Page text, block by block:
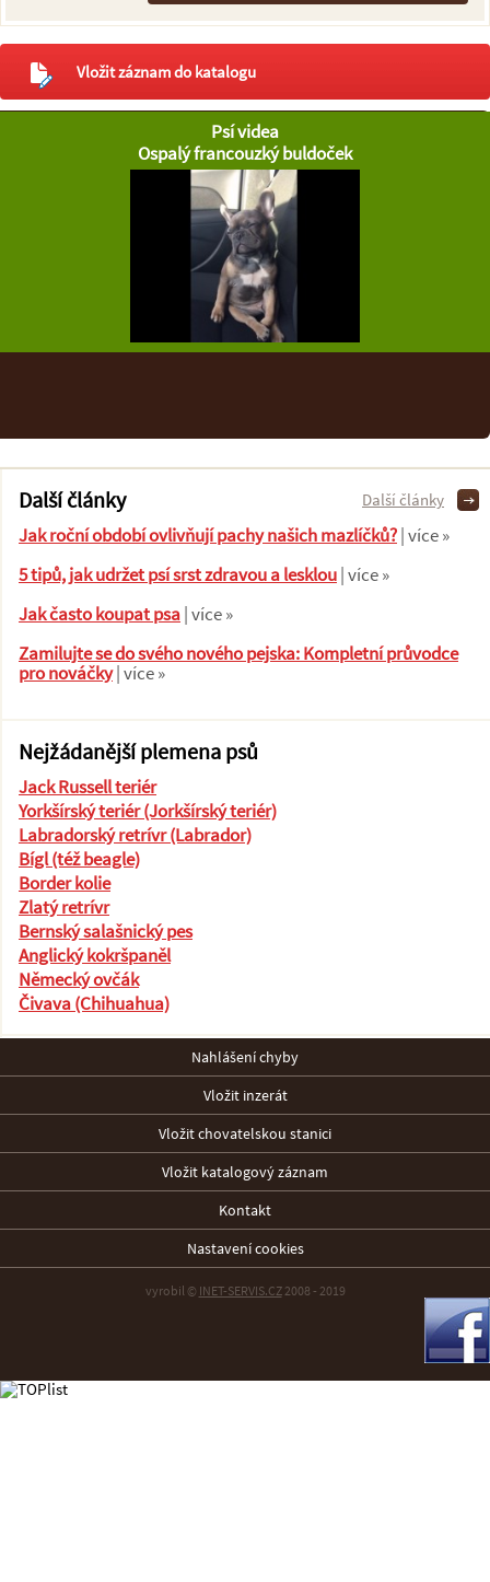
Vložit záznam do katalogu
Psí videa
Ospalý francouzký buldoček
Další články
Jak roční období ovlivňují pachy našich mazlíčků?| více »
5 tipů, jak udržet psí srst zdravou a lesklou| více »
Jak často koupat psa| více »
Zamilujte se do svého nového pejska: Kompletní průvodce
pro nováčky| více »
Další články
Nejžádanější plemena psů
Jack Russell teriér
Yorkšírský teriér (Jorkšírský teriér)
Labradorský retrívr (Labrador)
Bígl (též beagle)
Border kolie
Zlatý retrívr
Bernský salašnický pes
Anglický kokršpaněl
Německý ovčák
Čivava (Chihuahua)
Nahlášení chyby
Vložit inzerát
Vložit chovatelskou stanici
Vložit katalogový záznam
Kontakt
Nastavení cookies
vyrobil © INET-SERVIS.CZ2008 - 2019